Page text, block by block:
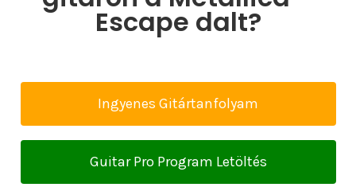
Escape dalt?
Ingyenes Gitártanfolyam
Guitar Pro Program Letöltés